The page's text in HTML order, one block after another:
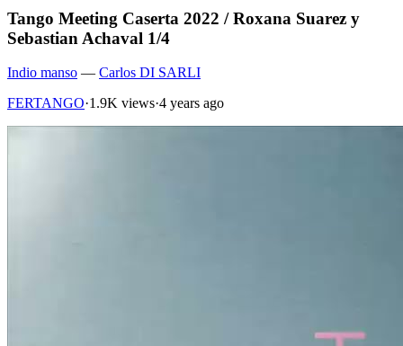
Tango Meeting Caserta 2022 / Roxana Suarez y
Sebastian Achaval 1/4
Indio manso — Carlos DI SARLI
FERTANGO·1.9K views·4 years ago